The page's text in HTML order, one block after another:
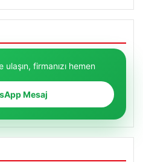
firmanızı hemen
Mesaj